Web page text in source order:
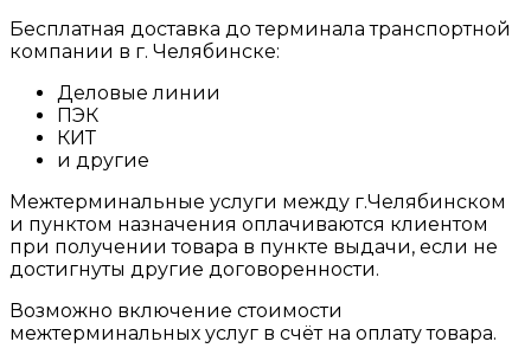
Бесплатная доставка до терминала транспортной
компании в г. Челябинске:
Деловые линии
ПЭК
КИТ
и другие
Межтерминальные услуги между г.Челябинском
и пунктом назначения оплачиваются клиентом
при получении товара в пункте выдачи, если не
достигнуты другие договоренности.
Возможно включение стоимости
межтерминальных услуг в счёт на оплату товара.